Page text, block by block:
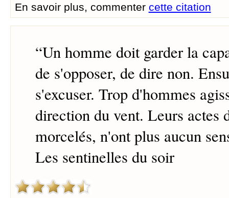
En savoir plus, commenter cette citation
“Un homme doit garder la
de s'opposer, de dire non.
s'excuser. Trop d'hommes
direction du vent. Leurs actes
morcelés, n'ont plus aucun
Les sentinelles du soir